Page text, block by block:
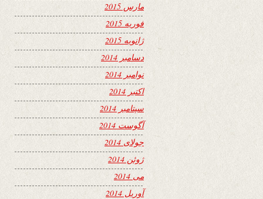
مارس 2015
فوریه 2015
ژانویه 2015
دسامبر 2014
نوامبر 2014
اکتبر 2014
سپتامبر 2014
آگوست 2014
جولای 2014
ژوئن 2014
می 2014
آوریل 2014